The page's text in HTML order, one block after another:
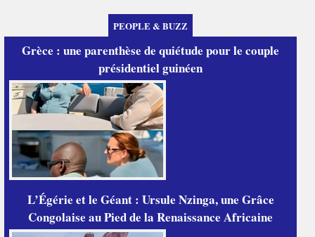
PEOPLE & BUZZ
Grèce : une parenthèse de quiétude pour le couple
présidentiel guinéen
L’Égérie et le Géant : Ursule Nzinga, une Grâce
Congolaise au Pied de la Renaissance Africaine